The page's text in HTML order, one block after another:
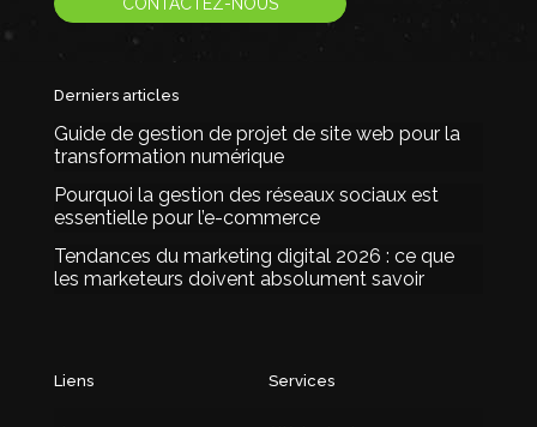
Derniers articles
Guide de gestion de projet de site web pour la
transformation numérique
Pourquoi la gestion des réseaux sociaux est
essentielle pour l’e-commerce
Tendances du marketing digital 2026 : ce que
les marketeurs doivent absolument savoir
Liens Services